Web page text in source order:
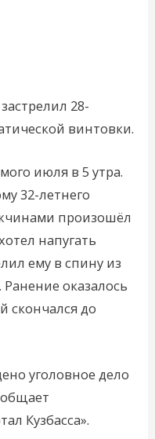
28-
винтовки.
июля в 5 утра.
32-летнего
произошёл
напугать
ему в спину из
оказалось
скончался до
уголовное дело
Кузбасса».